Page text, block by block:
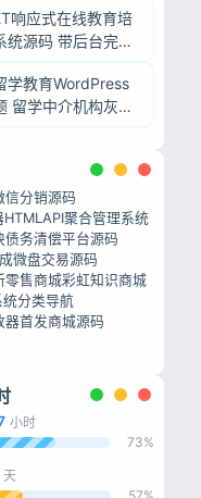
响应式在线教育培
统源码 带后台完整
学教育WordPress
留学中介机构灰色
信分销源码
HTMLAPI聚合管理系统
债务清偿平台源码
微盘交易源码
零售商城彩虹知识商城
统分类导航
器首发商城源码
小时
73%
天